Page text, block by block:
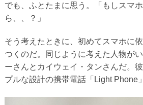
でも、ふとたまに思う。「もしスマ
ら、、？」
そう考えたときに、初めてスマホに
つくのだ。同じように考えた人物が
ーさんとカイウェイ・タンさんだ。
プルな設計の携帯電話「Light Phone